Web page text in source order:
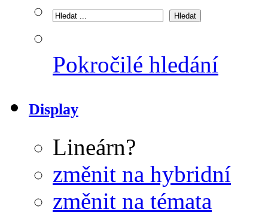
Pokročilé hledání
Display
Lineárn?
změnit na hybridní
změnit na témata